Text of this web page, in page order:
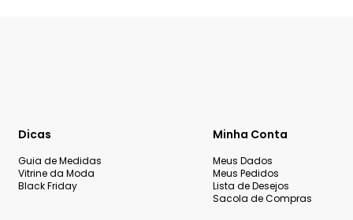
Dicas
Guia de Medidas
Vitrine da Moda
Black Friday
Minha Conta
Meus Dados
Meus Pedidos
Lista de Desejos
Sacola de Compras